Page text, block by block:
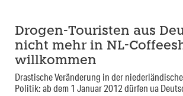
Drogen-Touristen aus
nicht mehr in NL-
willkommen
Drastische Veränderung in der
Politik: ab dem 1 Januar 2012 dürfen ua